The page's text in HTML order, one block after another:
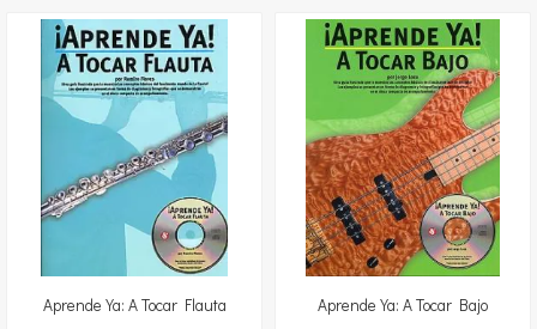
Aprende Ya: A Tocar Flauta Aprende Ya: A Tocar Bajo